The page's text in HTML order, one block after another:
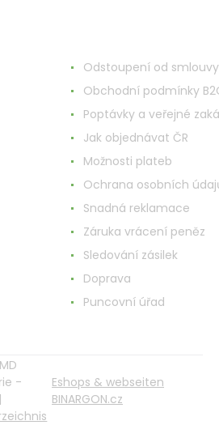
Odstoupení od smlouvy
Obchodní podmínky
Poptávky a veřejné
Jak objednávat ČR
Možnosti plateb
Ochrana osobních
Snadná reklamace
Záruka vrácení peněz
Sledování zásilek
Doprava
Puncovní úřad
-
Eshops & webseiten
BINARGON.cz